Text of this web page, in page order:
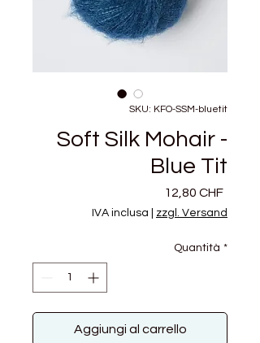
SKU: KFO-SSM-bluetit
Soft Silk Mohair -
Blue Tit
12,80 CHFPrezzo
IVA inclusa zzgl. Versand
Quantità *
Aggiungi al carrello